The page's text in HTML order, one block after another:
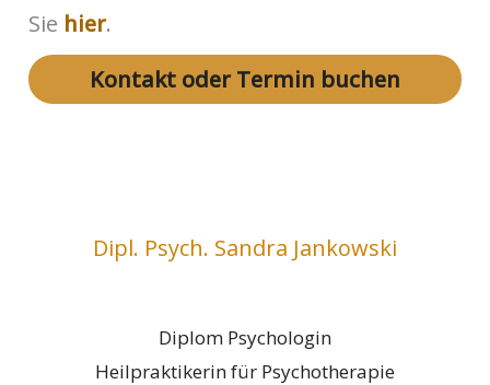
Sie hier.
Kontakt oder Termin buchen
Dipl. Psych. Sandra Jankowski
Diplom Psychologin
Heilpraktikerin für Psychotherapie